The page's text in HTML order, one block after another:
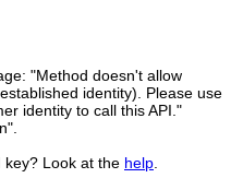
"Method doesn't allow
identity). Please use
identity to call this API."
key? Look at the help